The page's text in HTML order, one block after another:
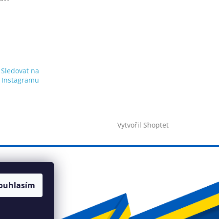
Sledovat na
Instagramu
Vytvořil Shoptet